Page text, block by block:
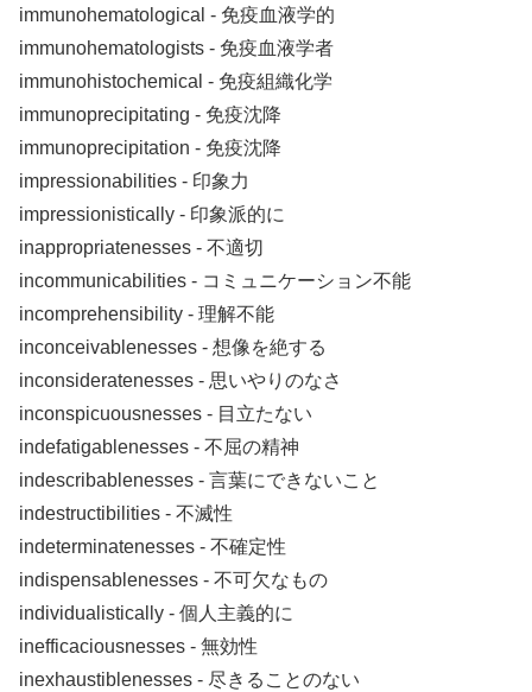
immunohematological ‐ 免疫血液学的
immunohematologists ‐ 免疫血液学者
immunohistochemical ‐ 免疫組織化学
immunoprecipitating ‐ 免疫沈降
immunoprecipitation ‐ 免疫沈降
impressionabilities ‐ 印象力
impressionistically ‐ 印象派的に
inappropriatenesses ‐ 不適切
incommunicabilities ‐ コミュニケーション不能
incomprehensibility ‐ 理解不能
inconceivablenesses ‐ 想像を絶する
inconsideratenesses ‐ 思いやりのなさ
inconspicuousnesses ‐ 目立たない
indefatigablenesses ‐ 不屈の精神
indescribablenesses ‐ 言葉にできないこと
indestructibilities ‐ 不滅性
indeterminatenesses ‐ 不確定性
indispensablenesses ‐ 不可欠なもの
individualistically ‐ 個人主義的に
inefficaciousnesses ‐ 無効性
inexhaustiblenesses ‐ 尽きることのない